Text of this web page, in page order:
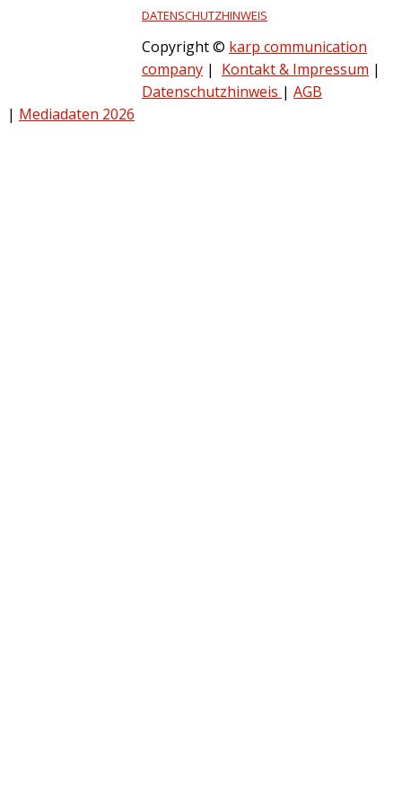
DATENSCHUTZHINWEIS
Copyright © karp communication
company | Kontakt & Impressum |
Datenschutzhinweis | AGB
| Mediadaten 2026